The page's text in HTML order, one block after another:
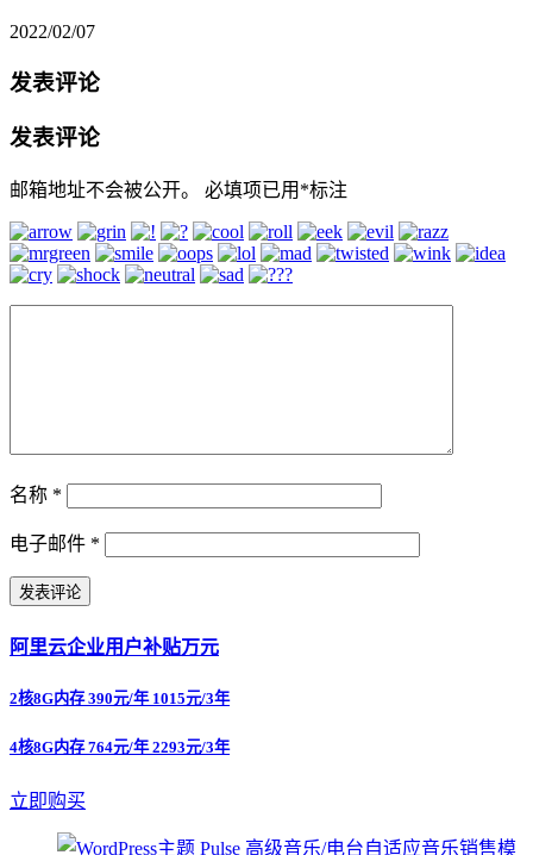
2022/02/07
发表评论
发表评论
邮箱地址不会被公开。 必填项已用 *标注
名称 *
电子邮件 *
阿里云企业用户补贴万元
2核8G内存 390元/年 1015元/3年
4核8G内存 764元/年 2293元/3年
立即购买